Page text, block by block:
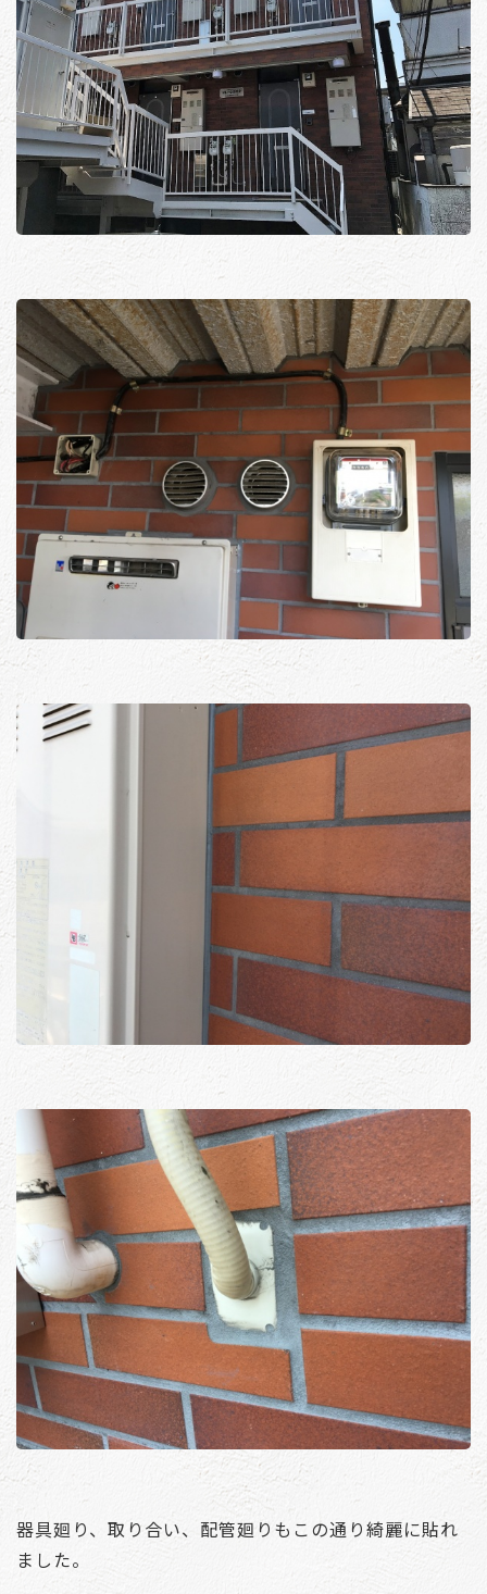
器具廻り、取り合い、配管廻りもこの通り綺麗に貼れ
ました。